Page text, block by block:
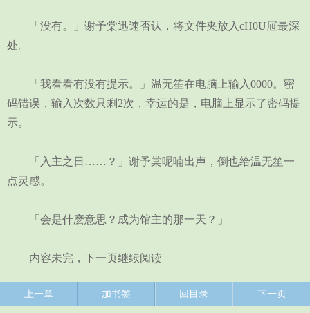
「没有。」谢予棠迅速否认，将文件夹放入cH0U屉最深
处。
「我看看有没有提示。」温无笙在电脑上输入0000。密
码错误，输入次数只剩2次，幸运的是，电脑上显示了密码提
示。
「入主之日……？」谢予棠呢喃出声，倒也给温无笙一
点灵感。
「会是什麽意思？成为馆主的那一天？」
内容未完，下一页继续阅读
上一章 加书签 回目录 下一页